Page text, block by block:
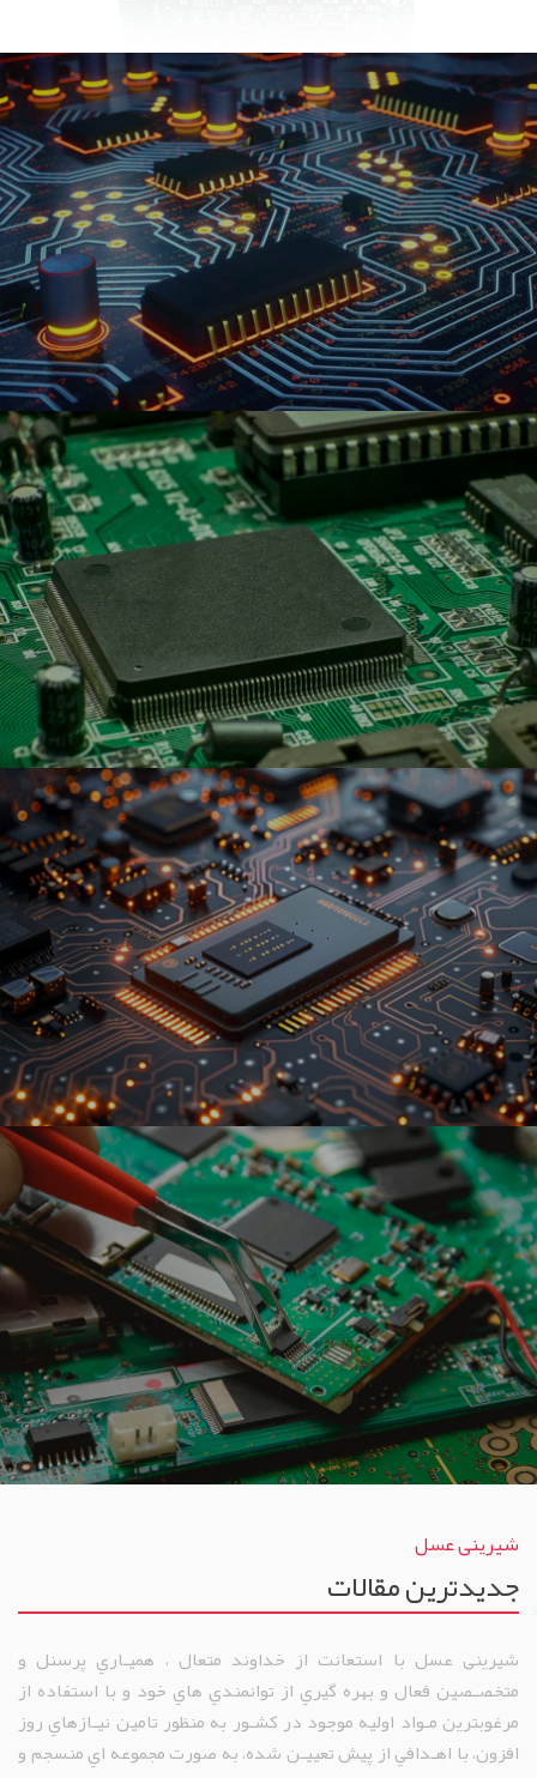
شیرینی عسل
جدیدترین مقالات
شیرینی عسل با استعانت از خداوند متعال ، هميـاري پرسنل و
متخصـصين فعال و بهره گيري از توانمندي هاي خود و با استفاده از
مرغوبترين مـواد اوليه موجود در کشـور به منظور تامين نيـازهاي روز
افزون، با اهـدافي از پيش تعييـن شده، به صورت مجموعه اي منسجم و